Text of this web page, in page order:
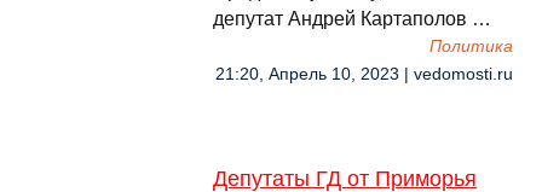
депутат Андрей Картаполов …
Политика
21:20, Апрель 10, 2023 | vedomosti.ru
Депутаты ГД от Приморья